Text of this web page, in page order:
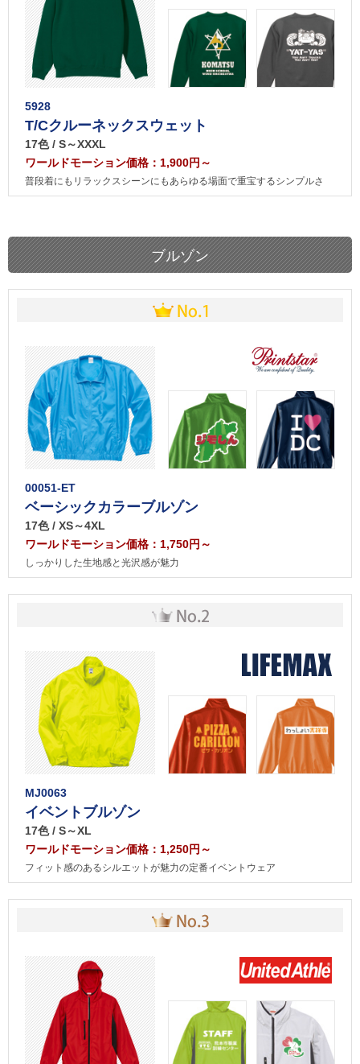
5928
T/Cクルーネックスウェット
17色 / S～XXXL
ワールドモーション価格：1,900円～
普段着にもリラックスシーンにもあらゆる場面で重宝するシンプルさ
ブルゾン
00051-ET
ベーシックカラーブルゾン
17色 / XS～4XL
ワールドモーション価格：1,750円～
しっかりした生地感と光沢感が魅力
MJ0063
イベントブルゾン
17色 / S～XL
ワールドモーション価格：1,250円～
フィット感のあるシルエットが魅力の定番イベントウェア